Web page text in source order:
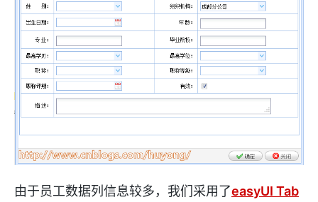
由于员工数据列信息较多，我们采用了easyUI Tab